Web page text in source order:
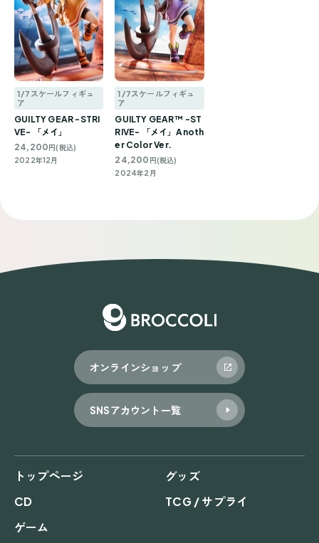
1/7スケールフィギュ
ア
GUILTY GEAR -STRI
VE- 「メイ」
24,200円(税込)
2022年12月
1/7スケールフィギュ
ア
GUILTY GEAR™ -ST
RIVE- 「メイ」Anoth
er Color Ver.
24,200 円(税込)
2024年2月
オンラインショップ
SNSアカウント一覧
トップページ
グッズ
CD
TCG / サプライ
ゲーム